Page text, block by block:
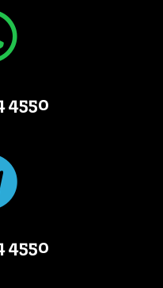
4550 824 514 1 +
4550 824 514 1 +